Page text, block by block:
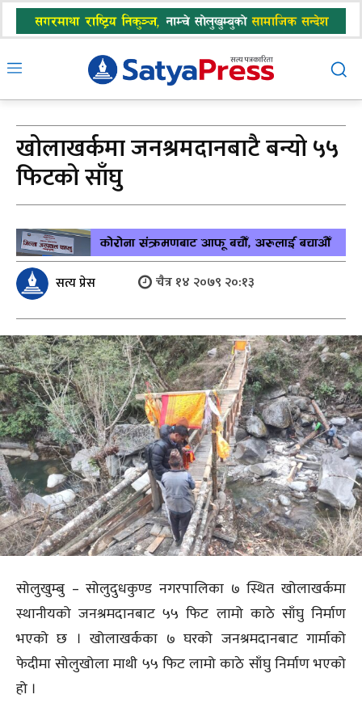
खोलाखर्कमा जनश्रमदानबाटै बन्यो ५५
फिटको साँघु
सत्य प्रेस चैत्र १४ २०७९ २०:१३
सोलुखुम्बु – सोलुदुधकुण्ड नगरपालिका ७ स्थित खोलाखर्कमा
स्थानीयको जनश्रमदानबाट ५५ फिट लामो काठे साँघु निर्माण
भएको छ । खोलाखर्कका ७ घरको जनश्रमदानबाट गार्माको
फेदीमा सोलुखोला माथी ५५ फिट लामो काठे साँघु निर्माण भएको
हो ।